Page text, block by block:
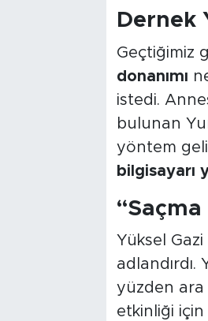
Dernek
Geçtiğimiz
donanımı
istedi.
bulunan
yöntem
bilgisayarı
Yüksel
adlandırdı.
yüzden ara
etkinliği için